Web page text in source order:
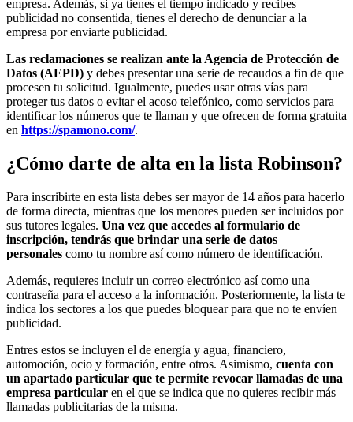
empresa. Además, si ya tienes el tiempo indicado y recibes
publicidad no consentida, tienes el derecho de denunciar a la
empresa por enviarte publicidad.
Las reclamaciones se realizan ante la Agencia de Protección de
Datos (AEPD) y debes presentar una serie de recaudos a fin de que
procesen tu solicitud. Igualmente, puedes usar otras vías para
proteger tus datos o evitar el acoso telefónico, como servicios para
identificar los números que te llaman y que ofrecen de forma gratuita
en https://spamono.com/.
¿Cómo darte de alta en la lista Robinson?
Para inscribirte en esta lista debes ser mayor de 14 años para hacerlo
de forma directa, mientras que los menores pueden ser incluidos por
sus tutores legales. Una vez que accedes al formulario de
inscripción, tendrás que brindar una serie de datos
personales como tu nombre así como número de identificación.
Además, requieres incluir un correo electrónico así como una
contraseña para el acceso a la información. Posteriormente, la lista te
indica los sectores a los que puedes bloquear para que no te envíen
publicidad.
Entres estos se incluyen el de energía y agua, financiero,
automoción, ocio y formación, entre otros. Asimismo, cuenta con
un apartado particular que te permite revocar llamadas de una
empresa particular en el que se indica que no quieres recibir más
llamadas publicitarias de la misma.